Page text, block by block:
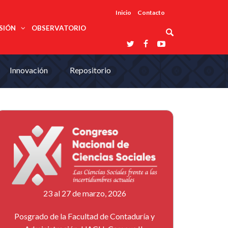
Inicio Contacto
ciencias
pública
social
Asociaciones
profesionales
Grupos de
Laboratorios
nacionales
Entidades
afines
Reconoce
Universidad
En Su 475
Aniversario
OBSERVATORIO
Innovación Repositorio
23 al 27 de marzo, 2026
Posgrado de la Facultad de Contaduría y